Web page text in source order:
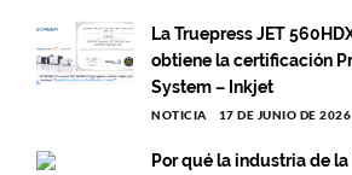
La Truepress JET
obtiene la certificación
System – Inkjet
NOTICIA 17 DE JUNIO DE 2026
Por qué la industria de